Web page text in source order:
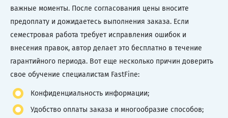
важные моменты. После согласования цены вносите
предоплату и дожидаетесь выполнения заказа. Если
семестровая работа требует исправления ошибок и
внесения правок, автор делает это бесплатно в течение
гарантийного периода. Вот еще несколько причин доверить
свое обучение специалистам FastFine:
Конфиденциальность информации;
Удобство оплаты заказа и многообразие способов;